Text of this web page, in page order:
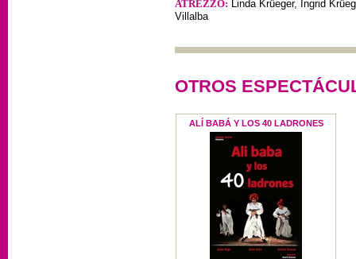
ATREZZO: Linda Krüeger, Ingrid
Villalba
OTROS
ALÍ BABÁ Y LOS 40 LADRONES